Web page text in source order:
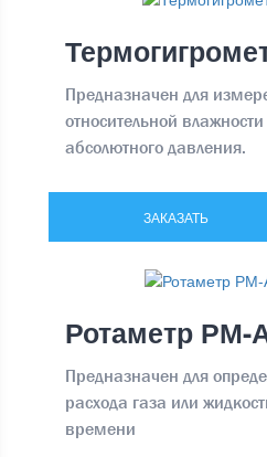
Предназначен для
относительной
абсолютного давления.
ЗАКАЗАТЬ
Ротаметр РМ-
Предназначен для
расхода газа или
времени